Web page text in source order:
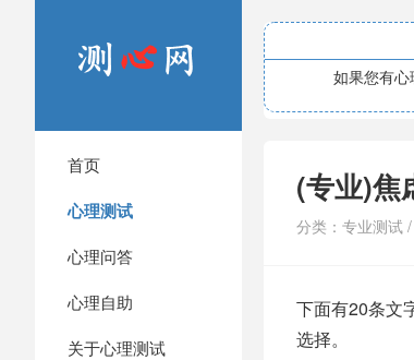
首页
心理测试
心理问答
心理自助
关于心理测试
如果您有心
(专业)焦
分类： 专业测试 /
下面有20条文
选择。